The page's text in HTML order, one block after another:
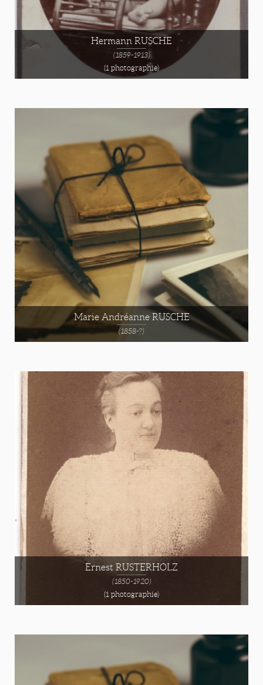
Hermann RUSCHE
(1859-1913)
(1 photographie)
Marie Andréanne RUSCHE
(1858-?)
Ernest RUSTERHOLZ
(1850-1920)
(1 photographie)